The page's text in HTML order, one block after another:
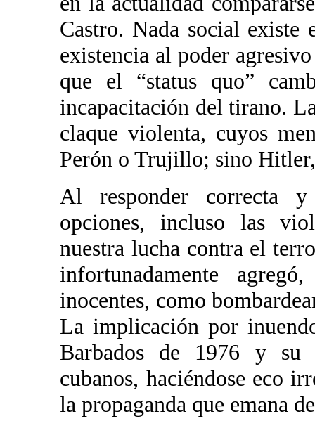
Castro. Nada social existe
existencia al poder
que el “status quo”
incapacitación del tirano.
claque violenta, cuyos
Perón o Trujillo; sino
Al responder correcta
opciones, incluso las
nuestra lucha contra el
infortunadamente
inocentes, como
La implicación por
Barbados de 1976 y su
cubanos, haciéndose eco
la propaganda que emana